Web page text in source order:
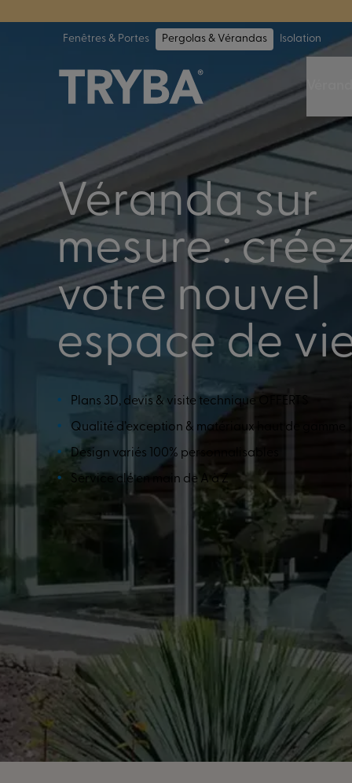
TRYBA a
Fenêtres & Portes Pergolas & Vérandas Isolation
Véranda sur
mesure :
votre nouvel
espace de
Plans 3D, devis & visite technique OFFERTS
Qualité d’exception & matériaux haut de gamme
Design variés 100% personnalisables
Service clé en main de A à Z